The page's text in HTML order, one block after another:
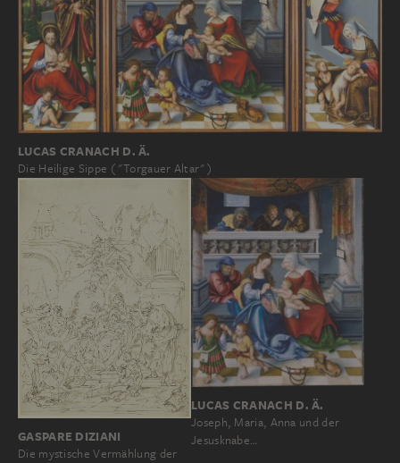
LUCAS CRANACH D. Ä.
Die Heilige Sippe ("Torgauer Altar")
GASPARE DIZIANI
Die mystische Vermählung der
LUCAS CRANACH D. Ä.
Joseph, Maria, Anna und der
Jesusknabe…